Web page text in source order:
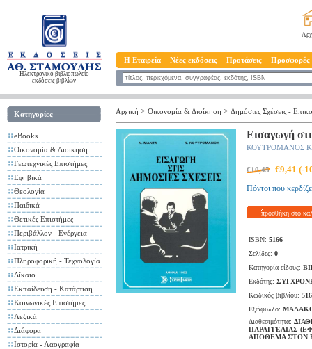
Ηλεκτρονικό βιβλιοπωλείο
εκδόσεις βιβλίων
Η Εταιρεία Νέες εκδόσεις Προτάσεις Προσφορές
Κατηγορίες
eBooks
Οικονομία & Διοίκηση
Γεωτεχνικές Επιστήμες
Εφηβικά
Θεολογία
Παιδικά
Θετικές Επιστήμες
Περιβάλλον - Ενέργεια
Ιατρική
Πληροφορική - Τεχνολογία
Δίκαιο
Εκπαίδευση - Κατάρτιση
Κοινωνικές Επιστήμες
Λεξικά
Διάφορα
Ιστορία - Λαογραφία
Αρχική > Οικονομία & Διοίκηση > Δημόσιες Σχέσεις -
Εισαγωγή
ΚΟΥΤΡΟΜΑΝΟΣ
€10,45 €9,41 (-
Πόντοι που
προσθήκη στο
ISBN: 5166
Σελίδες: 0
Κατηγορία είδους:
Εκδότης:
Κωδικός βιβλίου:
Εξώφυλλο:
Διαθεσιμότητα:
ΠΑΡΑΓΓΕΛΙΑΣ
ΑΠΟΘΕΜΑ ΣΤΟΝ